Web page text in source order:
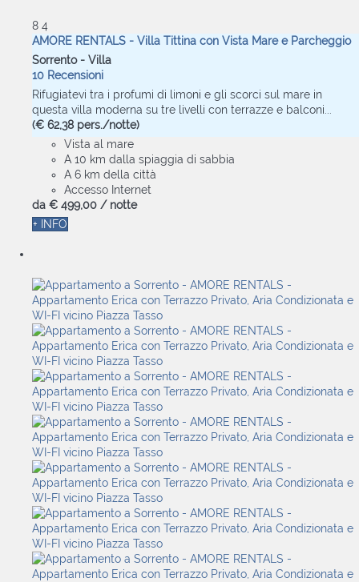
8 4
AMORE RENTALS - Villa Tittina con Vista Mare e Parcheggio
Sorrento - Villa
10 Recensioni
Rifugiatevi tra i profumi di limoni e gli scorci sul mare in
questa villa moderna su tre livelli con terrazze e balconi...
(€ 62,38 pers./notte)
Vista al mare
A 10 km dalla spiaggia di sabbia
A 6 km della città
Accesso Internet
da € 499,00 / notte
+ INFO